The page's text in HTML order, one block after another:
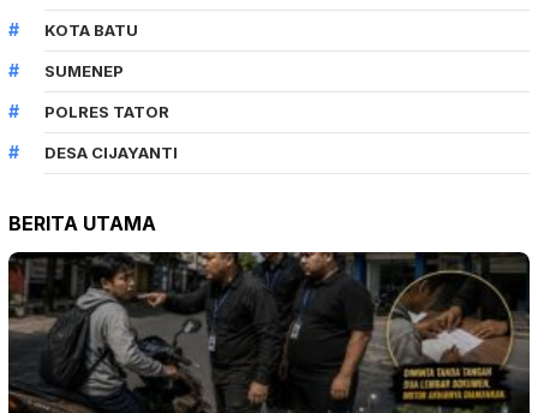
KOTA BATU
SUMENEP
POLRES TATOR
DESA CIJAYANTI
BERITA UTAMA